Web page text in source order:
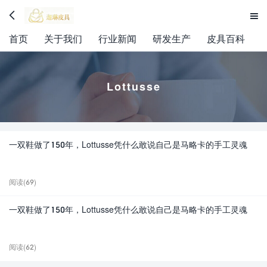
 
首页 关于我们 行业新闻 研发生产 皮具百科
Lottusse
一双鞋做了150年，Lottusse凭什么敢说自己是马略卡的手工灵魂
阅读(69)
一双鞋做了150年，Lottusse凭什么敢说自己是马略卡的手工灵魂
阅读(62)